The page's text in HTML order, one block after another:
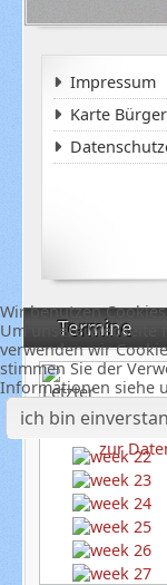
Termine
Impressum
Karte
Wir benutzen Cookies
Um unsere Webseite
verwenden wir
stimmen Sie der
Informationen siehe
ich bin
zur